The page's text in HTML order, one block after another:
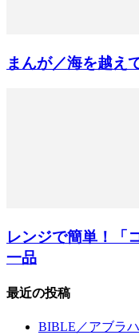
まんが／海を越え
レンジで簡単！「
一品
最近の投稿
BIBLE／アブラ